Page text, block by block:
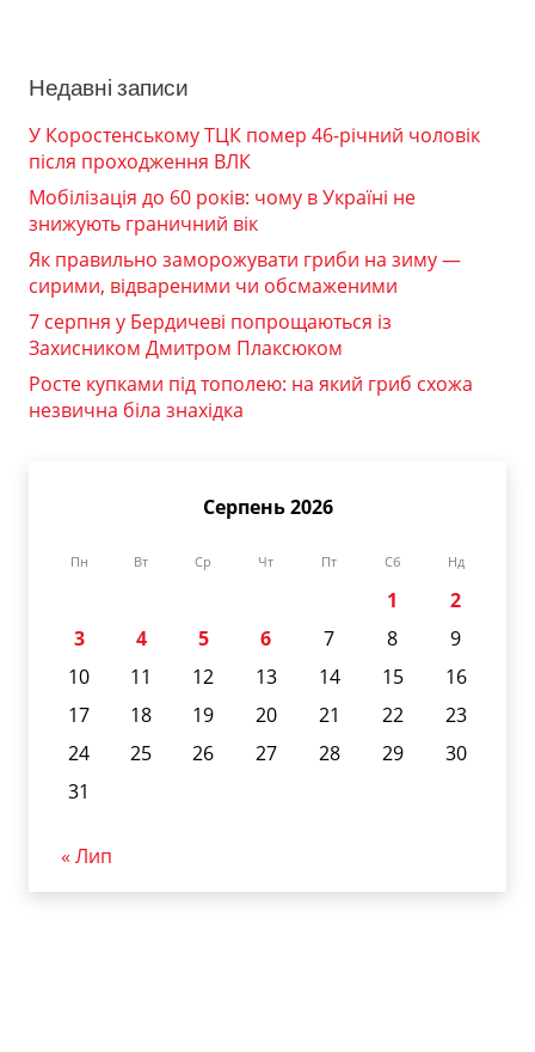
Недавні записи
У Коростенському ТЦК помер 46-річний чоловік
після проходження ВЛК
Мобілізація до 60 років: чому в Україні не
знижують граничний вік
Як правильно заморожувати гриби на зиму —
сирими, відвареними чи обсмаженими
7 серпня у Бердичеві попрощаються із
Захисником Дмитром Плаксюком
Росте купками під тополею: на який гриб схожа
незвична біла знахідка
Серпень 2026
Пн Вт Ср Чт Пт Сб Нд
1
2
3
4 5 6 7 8
9
10
11 12 13 14 15
16
17
18 19 20 21 22
23
24
25 26 27 28 29
30
31
« Лип